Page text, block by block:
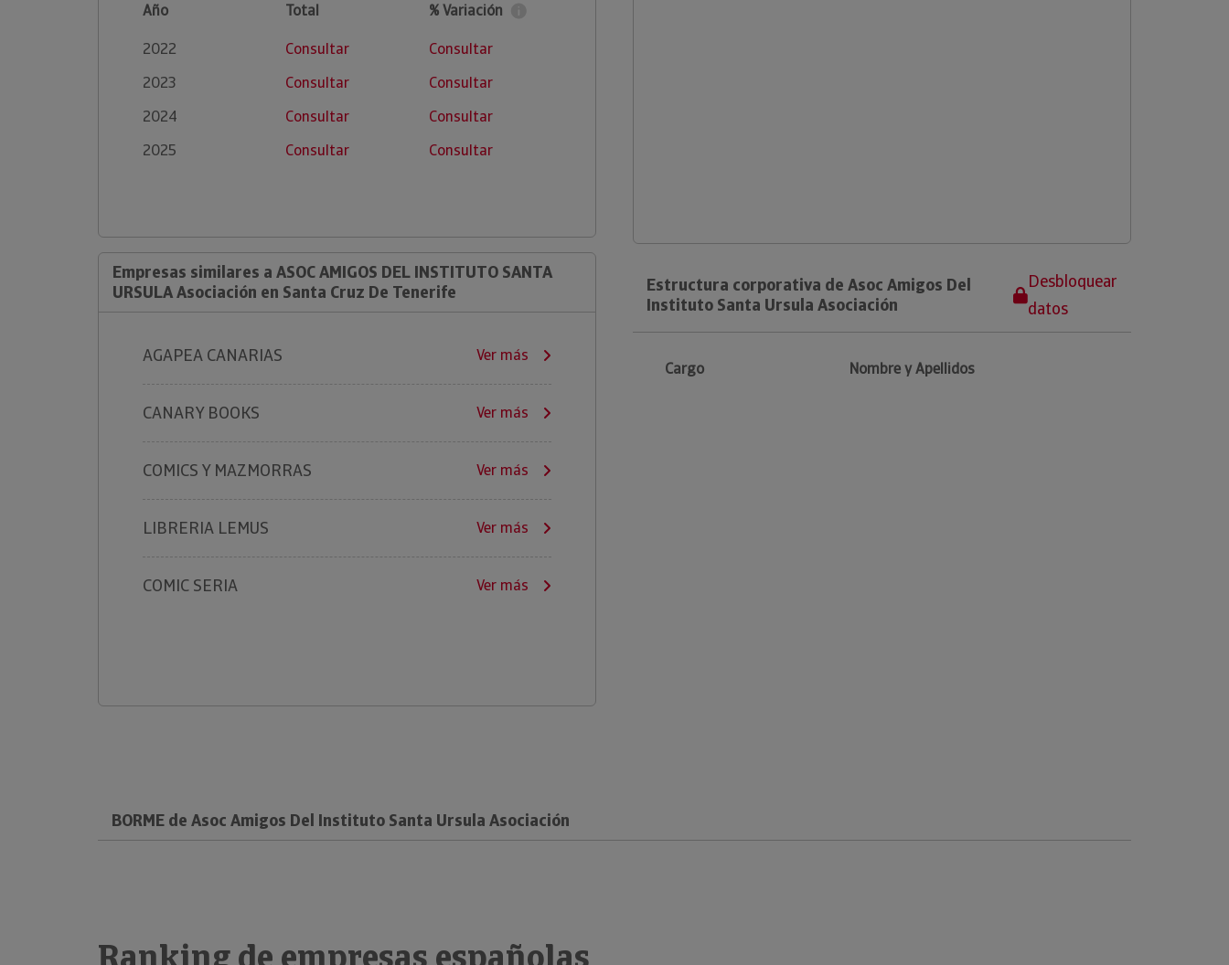
Año Total
% Variación
2022
Consultar
Consultar
2023
Consultar
Consultar
2024
Consultar
Consultar
2025
Consultar Consultar
Empresas similares a ASOC AMIGOS DEL INSTITUTO SANTA
URSULA Asociación en Santa Cruz De Tenerife
AGAPEA CANARIAS Ver más
CANARY BOOKS Ver más
COMICS Y MAZMORRAS Ver más
LIBRERIA LEMUS Ver más
COMIC SERIA Ver más
Estructura corporativa de Asoc Amigos Del
Instituto Santa Ursula Asociación
Desbloquear
datos
Cargo Nombre y Apellidos
BORME de Asoc Amigos Del Instituto Santa Ursula Asociación